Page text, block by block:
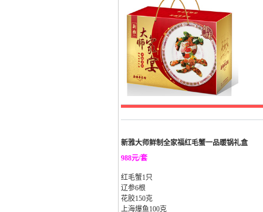
新雅大师鲜制全家福红毛蟹一品暖锅礼盒
988元/套
红毛蟹1只
辽参6根
花胶150克
上海爆鱼100克